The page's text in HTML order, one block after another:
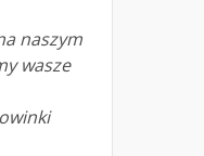
naszym
wasze